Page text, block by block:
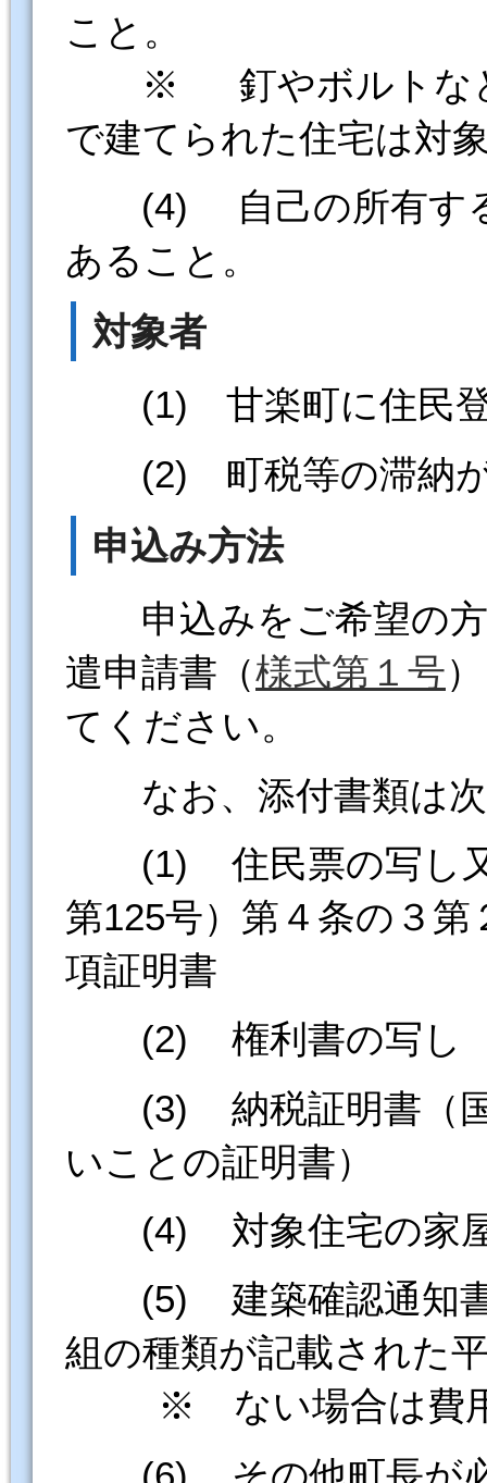
こと。
※ 釘やボルトなど
で建てられた住宅は対
(4) 自己の所有する
あること。
対象者
(1) 甘楽町に住民登
(2) 町税等の滞納が
申込み方法
申込みをご希望の方
遣申請書（様式第１号
てください。
なお、添付書類は次
(1) 住民票の写し又
第125号）第４条の３
項証明書
(2) 権利書の写し
(3) 納税証明書（国
いことの証明書）
(4) 対象住宅の家屋
(5) 建築確認通知書
組の種類が記載された
※ ない場合は費用